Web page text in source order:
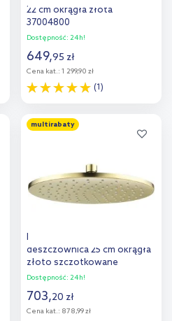
22 cm okrągła złota
37004800
Dostępność: 24h!
649,95 zł
Cena kat.: 1 299,90 zł
(1)
Dodaj do
multirabaty
Deante Cascada
deszczownica 25 cm okrągła
złoto szczotkowane
NACR00K
Dostępność: 24h!
703,20 zł
Cena kat.: 878,99 zł